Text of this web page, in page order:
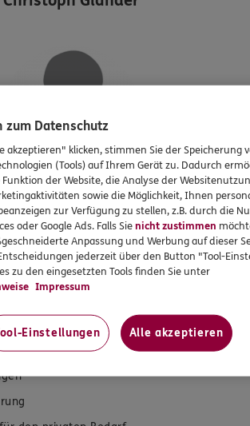
Christoph Glander
Mobil: 0176/61321061
zum Datenschutz
akzeptieren" klicken, stimmen Sie der Speicherung
(Tools) auf Ihrem Gerät zu. Dadurch
Funktion der Website, die Analyse der
sowie die Möglichkeit, Ihnen
zur Verfügung zu stellen, z.B. durch die
oder Google Ads. Falls Sienicht zustimmen
Anpassung und Werbung auf dieser
jederzeit über den Button "Tool-
zu den eingesetzten Tools finden Sie unter
Impressum
Einstellungen Alle akzeptieren